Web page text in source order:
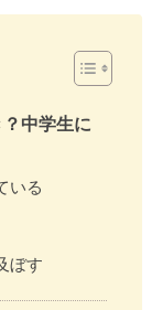
中学生に
いる
ぼす